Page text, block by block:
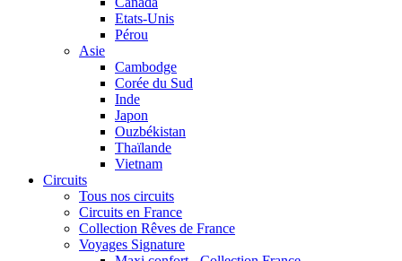
Etats-Unis
Pérou
Asie
Cambodge
Corée du Sud
Inde
Japon
Ouzbékistan
Thaïlande
Vietnam
Circuits
Tous nos circuits
Circuits en France
Collection Rêves de France
Voyages Signature